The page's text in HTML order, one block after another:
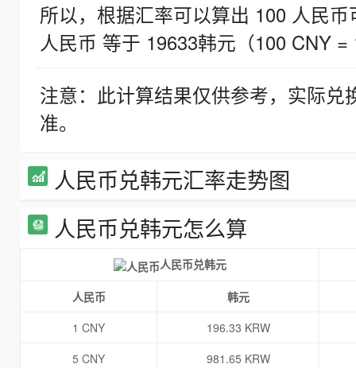
所以，根据汇率可以算出 100 人民
人民币 等于 19633韩元（100 CNY =
注意：此计算结果仅供参考，实际
准。
人民币兑韩元汇率走势图
人民币兑韩元怎么算
人民币兑韩元
人民币
韩元
1 CNY
196.33 KRW
5 CNY
981.65 KRW